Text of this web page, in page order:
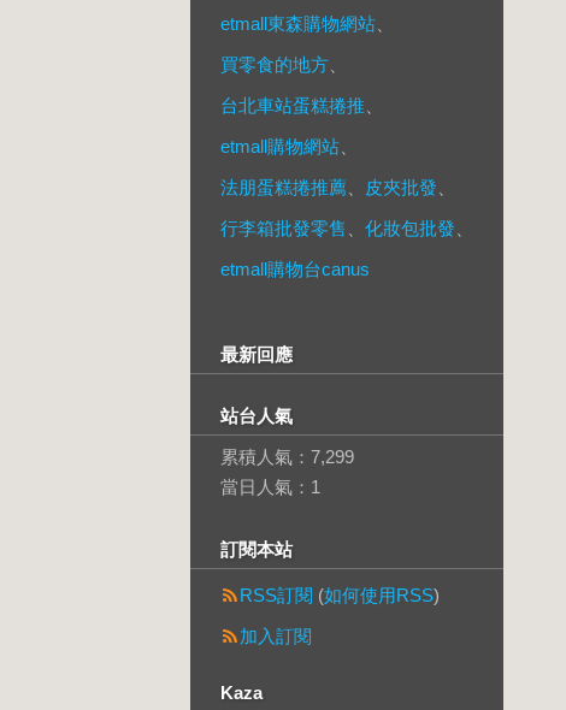
etmall東森購物網站
買零食的地方
台北車站蛋糕捲推
etmall購物網站
法朋蛋糕捲推薦
皮夾批發
行李箱批發零售
化妝包批發
etmall購物台canus
最新回應
站台人氣
累積人氣： 7,299
當日人氣： 1
訂閱本站
RSS訂閱 (如何使用RSS)
加入訂閱
Kaza